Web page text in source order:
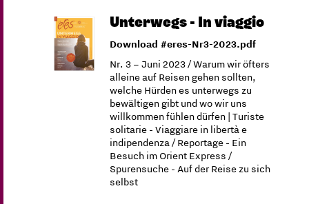
Unterwegs - In viaggio
Download #eres-Nr3-2023.pdf
Nr. 3 – Juni 2023 / Warum wir öfters
alleine auf Reisen gehen sollten,
welche Hürden es unterwegs zu
bewältigen gibt und wo wir uns
willkommen fühlen dürfen | Turiste
solitarie - Viaggiare in libertà e
indipendenza / Reportage - Ein
Besuch im Orient Express /
Spurensuche - Auf der Reise zu sich
selbst